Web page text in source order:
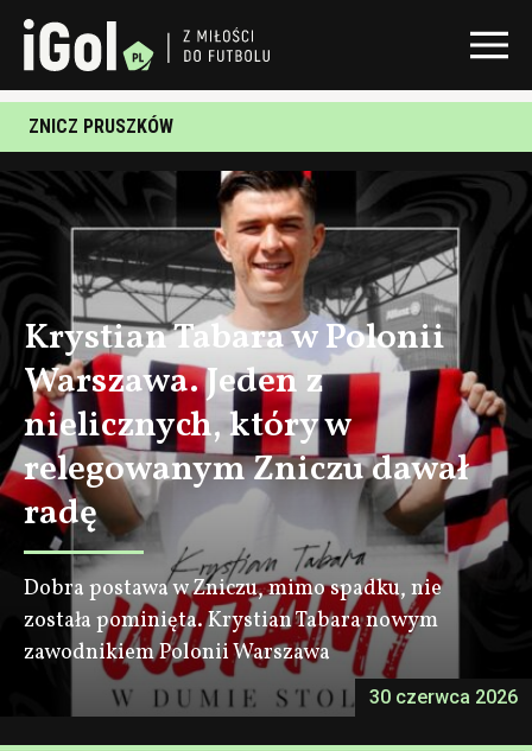
ZNICZ PRUSZKÓW
30 czerwca 2026
Krystian Tabara w Polonii
Warszawa. Jeden z
nielicznych, który w
relegowanym Zniczu dawał
radę
Dobra postawa w Zniczu, mimo spadku, nie
została pominięta. Krystian Tabara nowym
zawodnikiem Polonii Warszawa